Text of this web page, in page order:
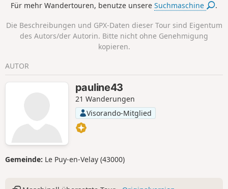
Für mehr Wandertouren, benutze unsereSuchmaschine .
Die Beschreibungen und GPX-Daten dieser Tour sind Eigentum
des Autors/der Autorin. Bitte nicht ohne Genehmigung
kopieren.
AUTOR
pauline43
21 Wanderungen
Visorando-Mitglied
Gemeinde: Le Puy-en-Velay (43000)